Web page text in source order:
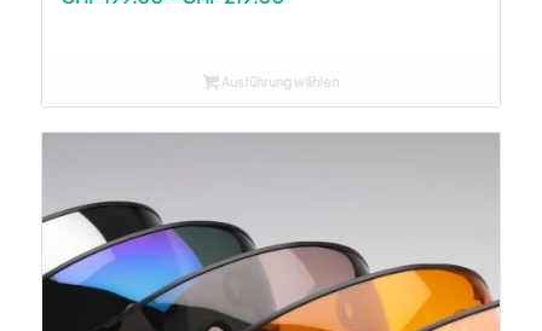
CHF 219.00
Ausführung wählen